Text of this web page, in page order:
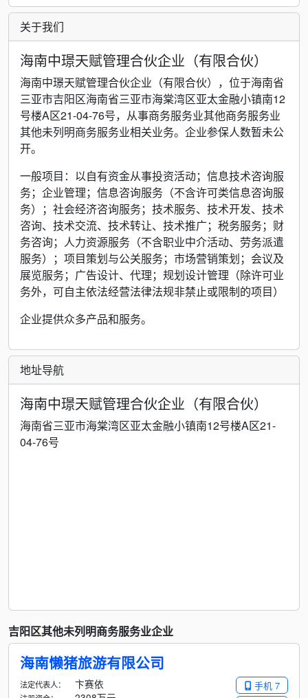
关于我们
海南中璟天赋管理合伙企业（有限合伙）
海南中璟天赋管理合伙企业（有限合伙），位于海南省
三亚市吉阳区海南省三亚市海棠湾区亚太金融小镇南12
号楼A区21-04-76号，从事商务服务业其他商务服务业
其他未列明商务服务业相关业务。企业参保人数暂未公
开。
一般项目：以自有资金从事投资活动；信息技术咨询服
务；企业管理；信息咨询服务（不含许可类信息咨询服
务）；社会经济咨询服务；技术服务、技术开发、技术
咨询、技术交流、技术转让、技术推广；税务服务；财
务咨询；人力资源服务（不含职业中介活动、劳务派遣
服务）；项目策划与公关服务；市场营销策划；会议及
展览服务；广告设计、代理；规划设计管理（除许可业
务外，可自主依法经营法律法规非禁止或限制的项目）
企业提供众多产品和服务。
地址导航
海南中璟天赋管理合伙企业（有限合伙）
海南省三亚市海棠湾区亚太金融小镇南12号楼A区21-
04-76号
吉阳区其他未列明商务服务业企业
海南懒猪旅游有限公司
手机 7
法定代表人： 卞赛依